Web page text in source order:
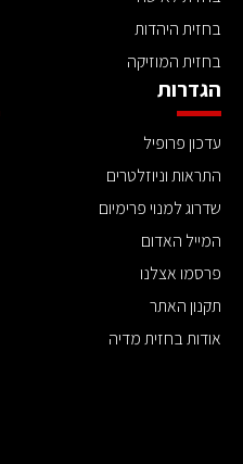
בחזית היהדות
בחזית המוזיקה
הגדרות
עדכון פרופיל
התראות וניוזלטרים
שדרוג למנוי פרימיום
המייל האדום
פרסמו אצלנו
תקנון האתר
אודות בחזית מדיה